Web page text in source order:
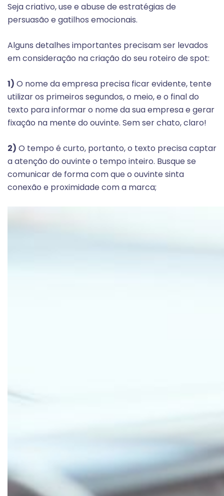
Seja criativo, use e abuse de estratégias de
persuasão e gatilhos emocionais.
Alguns detalhes importantes precisam ser levados
em consideração na criação do seu roteiro de spot:
1) O nome da empresa precisa ficar evidente, tente
utilizar os primeiros segundos, o meio, e o final do
texto para informar o nome da sua empresa e gerar
fixação na mente do ouvinte. Sem ser chato, claro!
2) O tempo é curto, portanto, o texto precisa captar
a atenção do ouvinte o tempo inteiro. Busque se
comunicar de forma com que o ouvinte sinta
conexão e proximidade com a marca;